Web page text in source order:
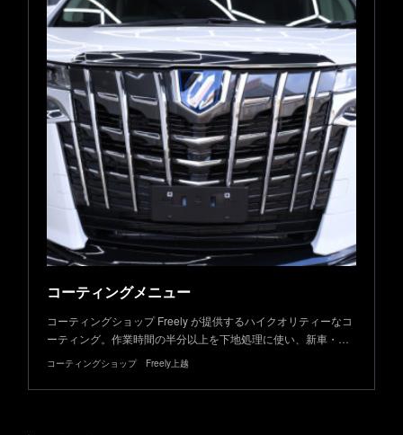
コーティングメニュー
コーティングショップ Freely が提供するハイクオリティーなコ
ーティング。作業時間の半分以上を下地処理に使い、新車・…
コーティングショップ Freely上越